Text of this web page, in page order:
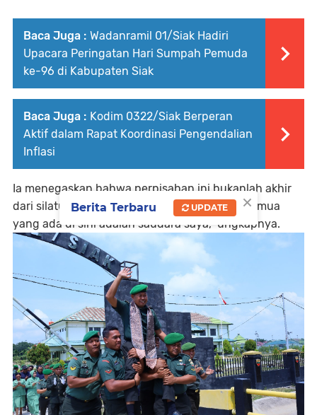
Baca Juga : Wadanramil 01/Siak Hadiri
Upacara Peringatan Hari Sumpah Pemuda
ke-96 di Kabupaten Siak
Baca Juga : Kodim 0322/Siak Berperan
Aktif dalam Rapat Koordinasi Pengendalian
Inflasi
Ia menegaskan bahwa perpisahan ini bukanlah akhir
dari silaturahmi. “Saya sudah menganggap semua
yang ada di sini adalah saudara saya,” ungkapnya.
×
Berita Terbaru UPDATE